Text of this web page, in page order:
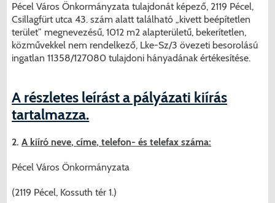
000 Ft értékű támogatást nyert az
alábbi projekt vonatkozásában.
Pécel Város Önkormányzata tulajdonát képező, 2119 Pécel,
Csillagfürt utca 43. szám alatt található „kivett beépítetlen
terület” megnevezésű, 1012 m2 alapterületű, bekerítetlen,
közművekkel nem rendelkező, Lke-Sz/3 övezeti besorolású
ingatlan 11358/127080 tulajdoni hányadának értékesítése.
A részletes leírást a pályázati kiírás
tartalmazza.
2.A kiíró neve, címe, telefon- és telefax száma:
Pécel Város Önkormányzata
(2119 Pécel, Kossuth tér 1.)